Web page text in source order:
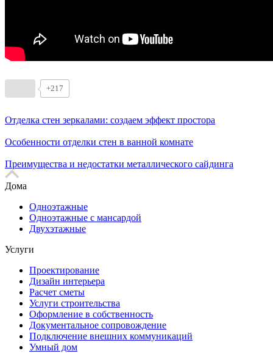
+217
Отделка стен зеркалами: создаем эффект простора
Особенности отделки стен в ванной комнате
Преимущества и недостатки металлического сайдинга
Дома
Одноэтажные
Одноэтажные с мансардой
Двухэтажные
Услуги
Проектирование
Дизайн интерьера
Расчет сметы
Услуги строительства
Оформление в собственность
Документальное сопровождение
Подключение внешних коммуникаций
Умный дом